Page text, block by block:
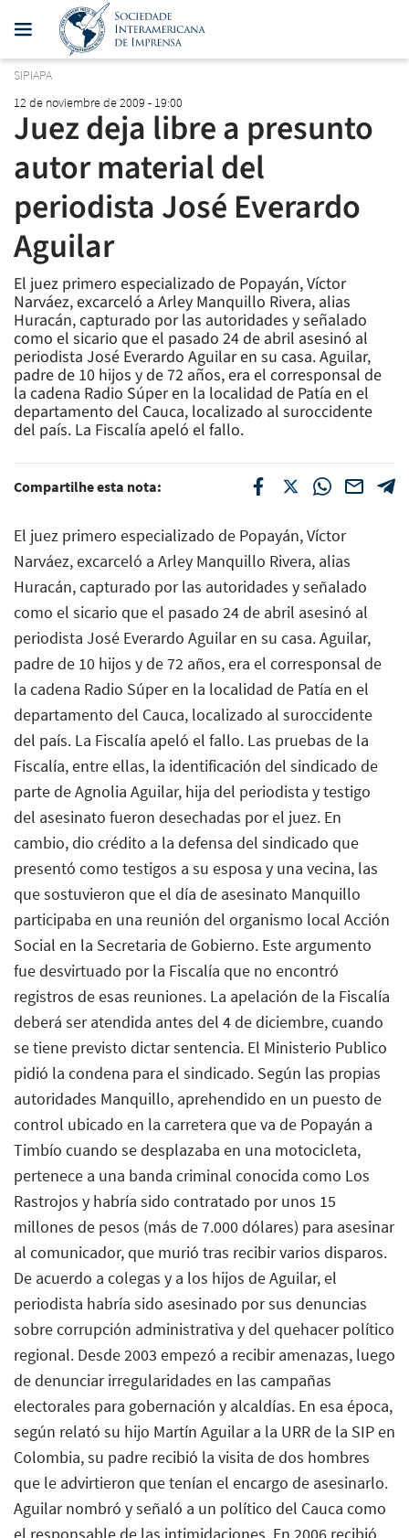
SIPIAPA
12 de noviembre de 2009 - 19:00
Juez deja libre a presunto
autor material del
periodista José Everardo
Aguilar
El juez primero especializado de Popayán, Víctor
Narváez, excarceló a Arley Manquillo Rivera, alias
Huracán, capturado por las autoridades y señalado
como el sicario que el pasado 24 de abril asesinó al
periodista José Everardo Aguilar en su casa. Aguilar,
padre de 10 hijos y de 72 años, era el corresponsal de
la cadena Radio Súper en la localidad de Patía en el
departamento del Cauca, localizado al suroccidente
del país. La Fiscalía apeló el fallo.
Compartilhe esta nota:
El juez primero especializado de Popayán, Víctor
Narváez, excarceló a Arley Manquillo Rivera, alias
Huracán, capturado por las autoridades y señalado
como el sicario que el pasado 24 de abril asesinó al
periodista José Everardo Aguilar en su casa. Aguilar,
padre de 10 hijos y de 72 años, era el corresponsal de
la cadena Radio Súper en la localidad de Patía en el
departamento del Cauca, localizado al suroccidente
del país. La Fiscalía apeló el fallo. Las pruebas de la
Fiscalía, entre ellas, la identificación del sindicado de
parte de Agnolia Aguilar, hija del periodista y testigo
del asesinato fueron desechadas por el juez. En
cambio, dio crédito a la defensa del sindicado que
presentó como testigos a su esposa y una vecina, las
que sostuvieron que el día de asesinato Manquillo
participaba en una reunión del organismo local Acción
Social en la Secretaria de Gobierno. Este argumento
fue desvirtuado por la Fiscalía que no encontró
registros de esas reuniones. La apelación de la Fiscalía
deberá ser atendida antes del 4 de diciembre, cuando
se tiene previsto dictar sentencia. El Ministerio Publico
pidió la condena para el sindicado. Según las propias
autoridades Manquillo, aprehendido en un puesto de
control ubicado en la carretera que va de Popayán a
Timbío cuando se desplazaba en una motocicleta,
pertenece a una banda criminal conocida como Los
Rastrojos y habría sido contratado por unos 15
millones de pesos (más de 7.000 dólares) para asesinar
al comunicador, que murió tras recibir varios disparos.
De acuerdo a colegas y a los hijos de Aguilar, el
periodista habría sido asesinado por sus denuncias
sobre corrupción administrativa y del quehacer político
regional. Desde 2003 empezó a recibir amenazas, luego
de denunciar irregularidades en las campañas
electorales para gobernación y alcaldías. En esa época,
según relató su hijo Martín Aguilar a la URR de la SIP en
Colombia, su padre recibió la visita de dos hombres
que le advirtieron que tenían el encargo de asesinarlo.
Aguilar nombró y señaló a un político del Cauca como
el responsable de las intimidaciones. En 2006 recibió